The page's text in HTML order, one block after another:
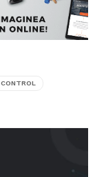
CONTROL